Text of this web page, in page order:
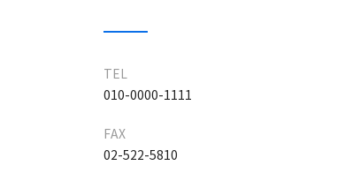
TEL
010-0000-1111
FAX
02-522-5810